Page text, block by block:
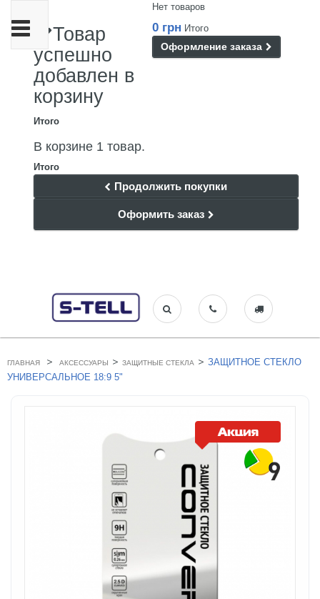
Нет товаров
0 грн Итого
Оформление заказа
Товар
успешно
добавлен в
корзину
Итого
В корзине 1 товар.
Итого
Продолжить покупки
Оформить заказ
Переключить
навигации
ГЛАВНАЯ > АКСЕССУАРЫ > ЗАЩИТНЫЕ СТЕКЛА > ЗАЩИТНОЕ СТЕКЛО
УНИВЕРСАЛЬНОЕ 18:9 5"